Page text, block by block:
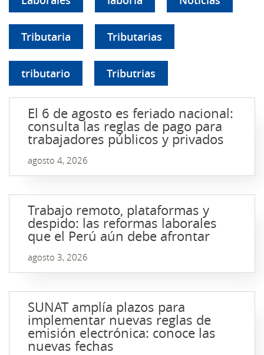
Tributaria Tributarias
tributario Tributrias
El 6 de agosto es feriado nacional:
consulta las reglas de pago para
trabajadores públicos y privados
agosto 4, 2026
Trabajo remoto, plataformas y
despido: las reformas laborales
que el Perú aún debe afrontar
agosto 3, 2026
SUNAT amplía plazos para
implementar nuevas reglas de
emisión electrónica: conoce las
nuevas fechas